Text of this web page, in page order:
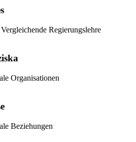
Regierungslehre
Organisationen
Beziehungen